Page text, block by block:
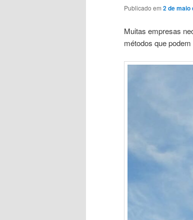
Publicado em 2 de maio
Muitas empresas
métodos que